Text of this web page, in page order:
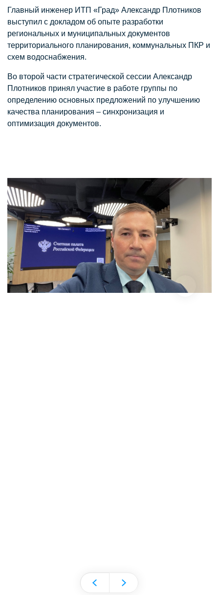
Главный инженер ИТП «Град» Александр Плотников
выступил с докладом об опыте разработки
региональных и муниципальных документов
территориального планирования, коммунальных ПКР и
схем водоснабжения.
Во второй части стратегической сессии Александр
Плотников принял участие в работе группы по
определению основных предложений по улучшению
качества планирования – синхронизация и
оптимизация документов.